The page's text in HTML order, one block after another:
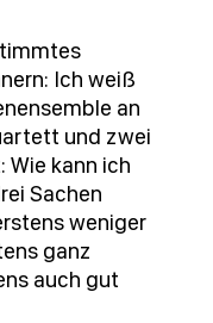
Ich weiß
an
und zwei
Wie kann ich
Sachen
weniger
ganz
auch gut